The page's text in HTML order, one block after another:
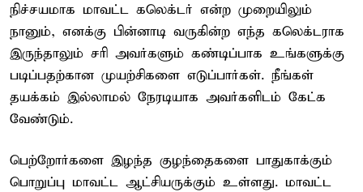
நிச்சயமாக மாவட்ட கலெக்டர் என்ற முறையிலும்
நானும், எனக்கு பின்னாடி வருகின்ற எந்த கலெக்டராக
இருந்தாலும் சரி அவர்களும் கண்டிப்பாக உங்களுக்கு
படிப்பதற்கான முயற்சிகளை எடுப்பார்கள். நீங்கள்
தயக்கம் இல்லாமல் நேரடியாக அவர்களிடம் கேட்க
வேண்டும்.
பெற்றோர்களை இழந்த குழந்தைகளை பாதுகாக்கும்
பொறுப்பு மாவட்ட ஆட்சியருக்கும் உள்ளது. மாவட்ட